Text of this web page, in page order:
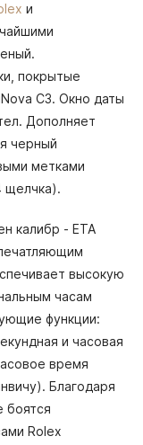
и
покрытые
С3. Окно даты
Дополняет
черный
метками
щелчка).
калибр - ETA
высокую
часам
функции:
и часовая
время
Благодаря
боятся
Rolex